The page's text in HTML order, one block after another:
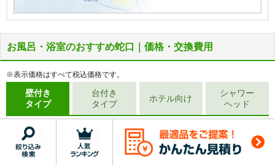
蛇口が横長の台(台の中に取付穴が2つあり
ます)とともに、キッチン天板やステンレ
スプレート等が取り付けられているタイプ
です。
TKS05313J
ツーホール
蛇口が壁に取付けられているタイプです。
水とお湯の給水管との距離は105mm～
225mmの間であれば交換可能です。
TKS05311J
壁付き
お風呂・浴室のおすすめ蛇口｜価格・交換費用
※表示価格はすべて税込価格です。
壁付き
タイプ
壁付きタイプのおすすめ浴室蛇口
蛇口が壁に取付けられているタイプで
台付き
タイプ
ホテル向け
シャワー
ヘッド